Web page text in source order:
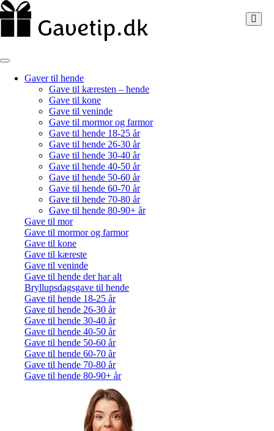
Gaver til hende
Gave til kæresten – hende
Gave til kone
Gave til veninde
Gave til mormor og farmor
Gave til hende 18-25 år
Gave til hende 26-30 år
Gave til hende 30-40 år
Gave til hende 40-50 år
Gave til hende 50-60 år
Gave til hende 60-70 år
Gave til hende 70-80 år
Gave til hende 80-90+ år
Gave til mor
Gave til mormor og farmor
Gave til kone
Gave til kæreste
Gave til veninde
Gave til hende der har alt
Bryllupsdagsgave til hende
Gave til hende 18-25 år
Gave til hende 26-30 år
Gave til hende 30-40 år
Gave til hende 40-50 år
Gave til hende 50-60 år
Gave til hende 60-70 år
Gave til hende 70-80 år
Gave til hende 80-90+ år